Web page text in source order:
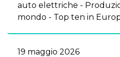
auto elettriche -
mondo - Top ten in
19 maggio 2026